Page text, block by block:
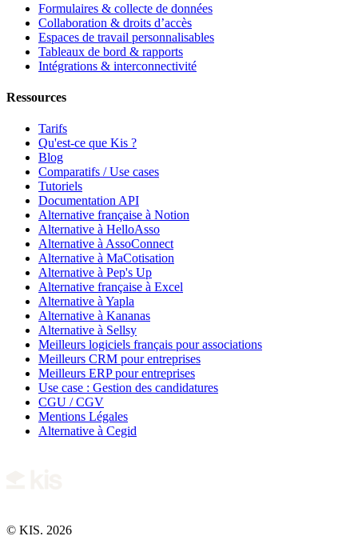
Formulaires & collecte de données
Collaboration & droits d’accès
Espaces de travail personnalisables
Tableaux de bord & rapports
Intégrations & interconnectivité
Ressources
Tarifs
Qu'est-ce que Kis ?
Blog
Comparatifs / Use cases
Tutoriels
Documentation API
Alternative française à Notion
Alternative à HelloAsso
Alternative à AssoConnect
Alternative à MaCotisation
Alternative à Pep's Up
Alternative française à Excel
Alternative à Yapla
Alternative à Kananas
Alternative à Sellsy
Meilleurs logiciels français pour associations
Meilleurs CRM pour entreprises
Meilleurs ERP pour entreprises
Use case : Gestion des candidatures
CGU / CGV
Mentions Légales
Alternative à Cegid
© KIS. 2026